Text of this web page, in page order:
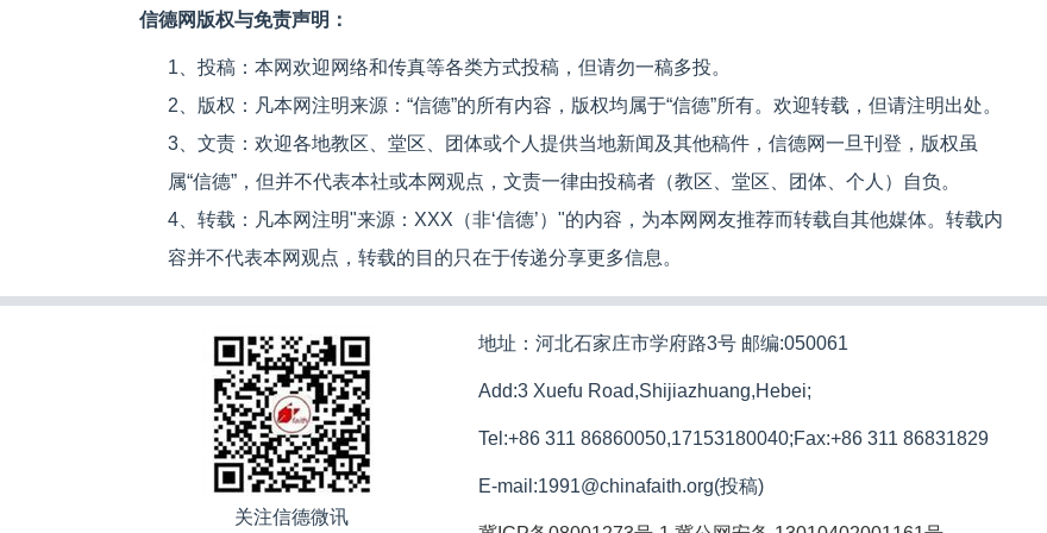
信德网版权与免责声明：
1、投稿：本网欢迎网络和传真等各类方式投稿，但请勿一稿多投。
2、版权：凡本网注明来源：“信德”的所有内容，版权均属于“信德”所有。欢迎转载，但请注明出处。
3、文责：欢迎各地教区、堂区、团体或个人提供当地新闻及其他稿件，信德网一旦刊登，版权虽
属“信德”，但并不代表本社或本网观点，文责一律由投稿者（教区、堂区、团体、个人）自负。
4、转载：凡本网注明"来源：XXX（非‘信德’）"的内容，为本网网友推荐而转载自其他媒体。转载内
容并不代表本网观点，转载的目的只在于传递分享更多信息。
关注信德微讯
地址：河北石家庄市学府路3号 邮编:050061
Add:3 Xuefu Road,Shijiazhuang,Hebei;
Tel:+86 311 86860050,17153180040;Fax:+86 311 86831829
E-mail:1991@chinafaith.org(投稿)